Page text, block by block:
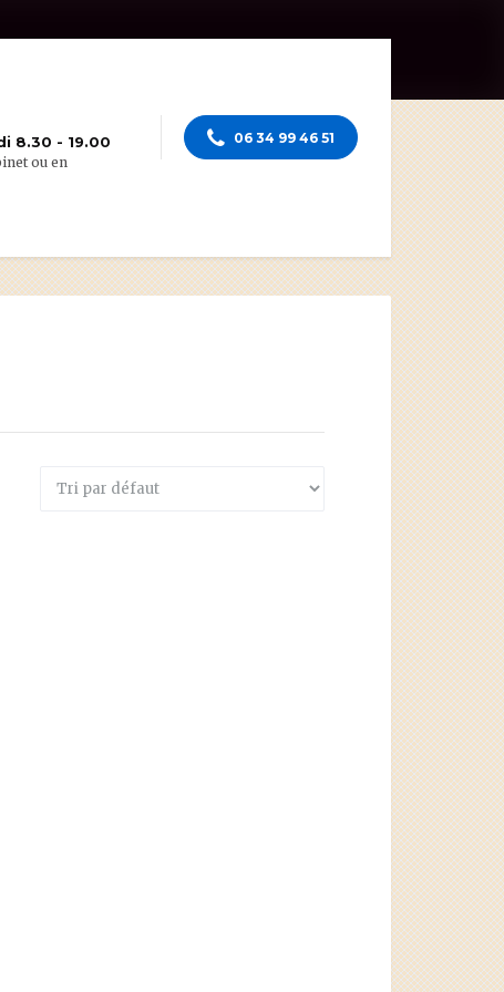
8.30 - 19.00
ou en
06 34 99 46 51